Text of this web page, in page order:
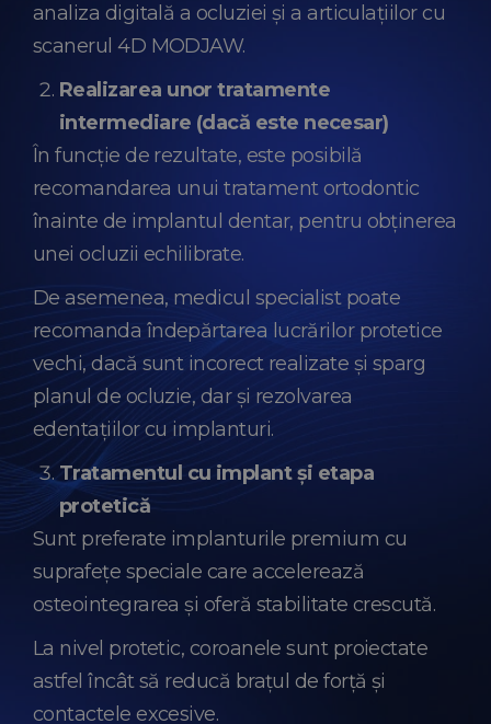
analiza digitală a ocluziei și a articulațiilor cu
scanerul 4D MODJAW.
Realizarea unor tratamente
intermediare (dacă este necesar)
În funcție de rezultate, este posibilă
recomandarea unui tratament ortodontic
înainte de implantul dentar, pentru obținerea
unei ocluzii echilibrate.
De asemenea, medicul specialist poate
recomanda îndepărtarea lucrărilor protetice
vechi, dacă sunt incorect realizate și sparg
planul de ocluzie, dar și rezolvarea
edentațiilor cu implanturi.
Tratamentul cu implant și etapa
protetică
Sunt preferate implanturile premium cu
suprafețe speciale care accelerează
osteointegrarea și oferă stabilitate crescută.
La nivel protetic, coroanele sunt proiectate
astfel încât să reducă brațul de forță și
contactele excesive.